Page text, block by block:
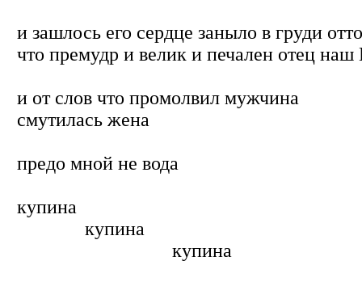
и зашлось его сердце заныло в груди
что премудр и велик и печален отец наш
и от слов что промолвил мужчина
смутилась жена
предо мной не вода
купина
купина
купина